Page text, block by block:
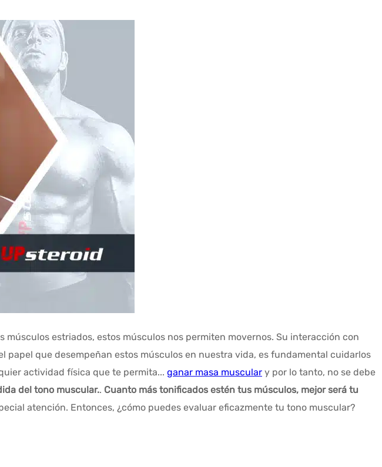
músculos estriados, estos músculos nos permiten movernos. Su interacción con
que desempeñan estos músculos en nuestra vida, es fundamental cuidarlos
actividad física que te permita... ganar masa muscular y por lo tanto, no se debe
del tono muscular.. Cuanto más tonificados estén tus músculos, mejor será tu
atención. Entonces, ¿cómo puedes evaluar eficazmente tu tono muscular?